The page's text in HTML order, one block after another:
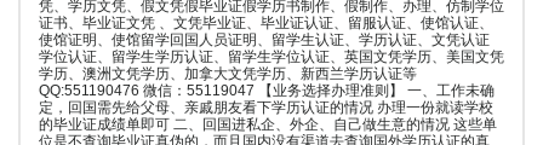
凭、学历文凭、假文凭假毕业证假学历书制作、假制作、办理、仿制学位
证书、毕业证文凭 、文凭毕业证、毕业证认证、留服认证、使馆认证、
使馆证明、使馆留学回国人员证明、留学生认证、学历认证、文凭认证
学位认证、留学生学历认证、留学生学位认证、英国文凭学历、美国文凭
学历、澳洲文凭学历、加拿大文凭学历、新西兰学历认证等
QQ:551190476 微信：55119047 【业务选择办理准则】 一、工作未确
定，回国需先给父母、亲戚朋友看下学历认证的情况 办理一份就读学校
的毕业证成绩单即可 二、回国进私企、外企、自己做生意的情况 这些单